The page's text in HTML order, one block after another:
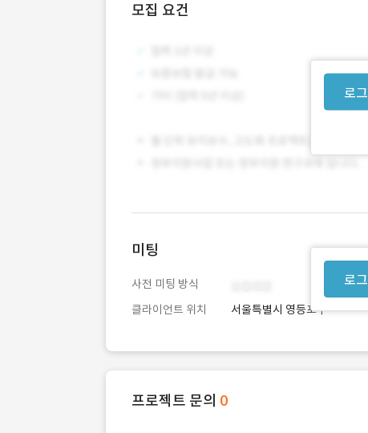
모집 요건
로
로
미팅
사전 미팅 방식
클라이언트 위치
서울특별시 영등포구
프로젝트 문의 0